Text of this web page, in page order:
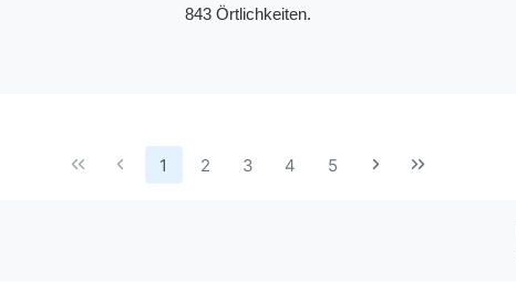
843 Örtlichkeiten.
1 2 3 4 5